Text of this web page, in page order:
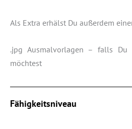
Als Extra erhälst Du außerdem
.jpg Ausmalvorlagen – falls
möchtest
Fähigkeitsniveau